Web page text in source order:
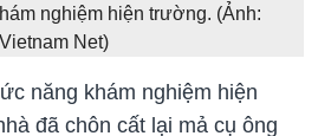
nghiệm hiện trường. (Ảnh:
Vietnam Net)
năng khám nghiệm hiện
đã chôn cất lại mả cụ ông